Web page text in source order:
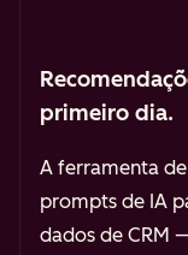
primeiro dia.
A ferramenta
prompts de IA
dados de CRM